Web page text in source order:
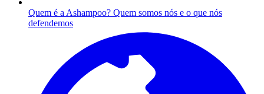
Quem é a Ashampoo? Quem somos nós e o que nós
defendemos